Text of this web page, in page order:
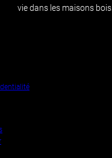
vie dans les maisons bois.